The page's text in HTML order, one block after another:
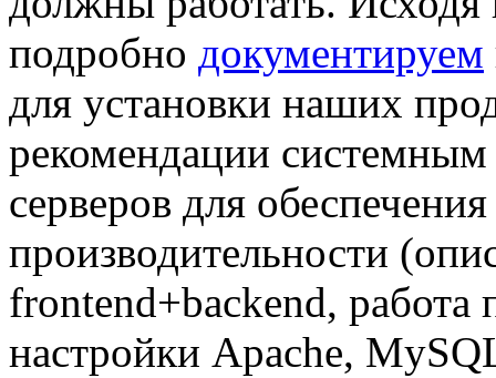
подробно документируем
для установки наших
рекомендации
серверов для
производительности
frontend+backend, работа
настройки Apache,